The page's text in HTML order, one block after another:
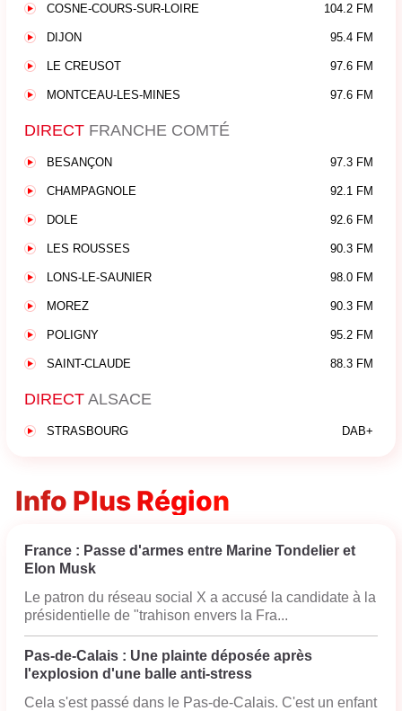
COSNE-COURS-SUR-LOIRE 104.2 FM
DIJON 95.4 FM
LE CREUSOT 97.6 FM
MONTCEAU-LES-MINES 97.6 FM
DIRECT FRANCHE COMTÉ
BESANÇON 97.3 FM
CHAMPAGNOLE 92.1 FM
DOLE 92.6 FM
LES ROUSSES 90.3 FM
LONS-LE-SAUNIER 98.0 FM
MOREZ 90.3 FM
POLIGNY 95.2 FM
SAINT-CLAUDE 88.3 FM
DIRECT ALSACE
STRASBOURG DAB+
Info Plus Région
France : Passe d'armes entre Marine Tondelier et
Elon Musk
Le patron du réseau social X a accusé la candidate à la
présidentielle de "trahison envers la Fra...
Pas-de-Calais : Une plainte déposée après
l'explosion d'une balle anti-stress
Cela s'est passé dans le Pas-de-Calais. C'est un enfant